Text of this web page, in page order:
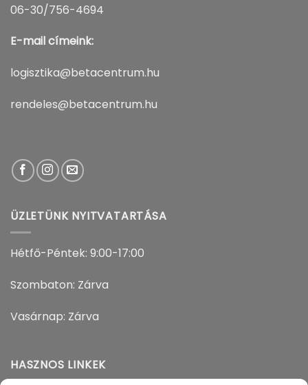
06-30/756-4694
E-mail címeink:
logisztika@betacentrum.hu
rendeles@betacentrum.hu
ÜZLETÜNK NYITVATARTÁSA
Hétfő-Péntek: 9:00-17:00
Szombaton: Zárva
Vasárnap: Zárva
HASZNOS LINKEK